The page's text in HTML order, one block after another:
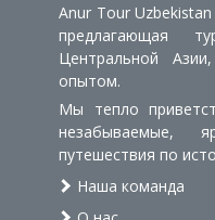
Anur Tour
предлагающая
Центральной
опытом.
Мы тепло
незабываемые,
путешествия по
Наша команда